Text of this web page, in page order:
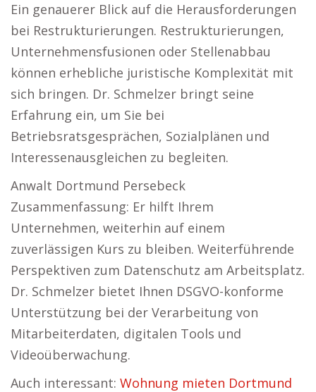
Ein genauerer Blick auf die Herausforderungen
bei Restrukturierungen. Restrukturierungen,
Unternehmensfusionen oder Stellenabbau
können erhebliche juristische Komplexität mit
sich bringen. Dr. Schmelzer bringt seine
Erfahrung ein, um Sie bei
Betriebsratsgesprächen, Sozialplänen und
Interessenausgleichen zu begleiten.
Anwalt Dortmund Persebeck
Zusammenfassung: Er hilft Ihrem
Unternehmen, weiterhin auf einem
zuverlässigen Kurs zu bleiben. Weiterführende
Perspektiven zum Datenschutz am Arbeitsplatz.
Dr. Schmelzer bietet Ihnen DSGVO-konforme
Unterstützung bei der Verarbeitung von
Mitarbeiterdaten, digitalen Tools und
Videoüberwachung.
Auch interessant: Wohnung mieten Dortmund